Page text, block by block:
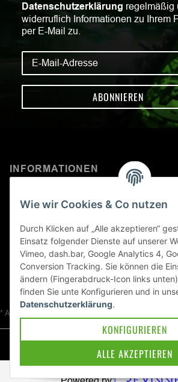
Datenschutzerklärung regelmäßig
widerruflich Informationen zu Ihrem
per E-Mail zu.
ABONNIEREN
INFORMATIONEN
MEHR ERFAHREN ÜBER
KAWASAKI WELT
Blog
* Alle Preise inkl. gesetzlicher USt., zzgl.
Wie wir Cookies & Co nutzen
Durch Klicken auf „Alle akzeptieren“
Einsatz folgender Dienste auf unserer
Vimeo, dash.bar, Google Analytics 4,
Conversion Tracking. Sie können die
ändern (Fingerabdruck-Icon links
finden Sie unte Konfigurieren und in
Datenschutzerklärung.
ALLE AKZEPTIEREN
KONFIGURIEREN